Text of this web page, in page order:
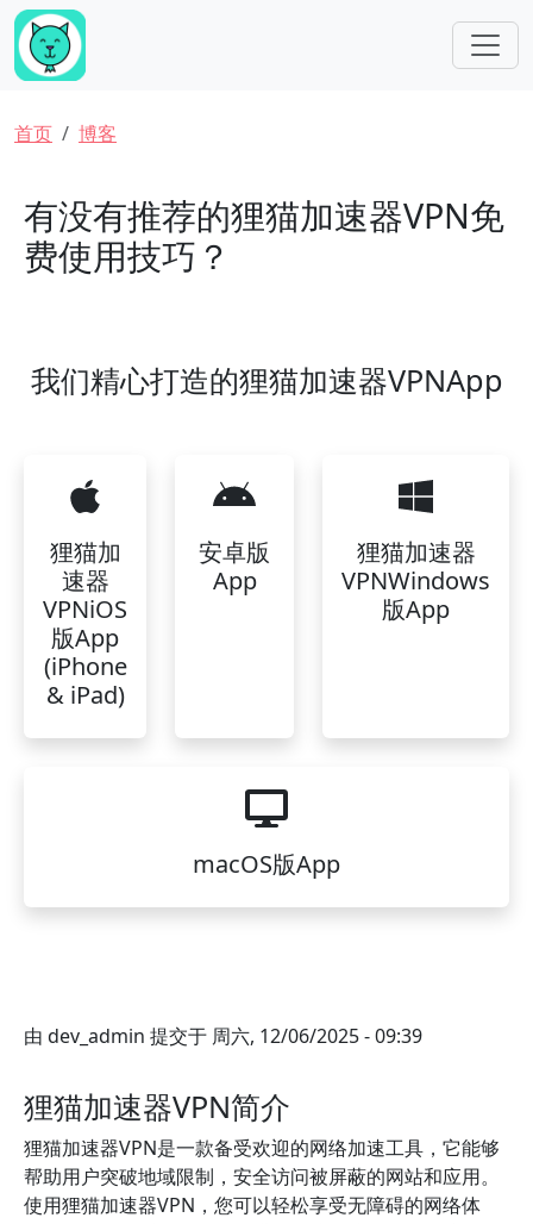
跳转到主要内容
面包屑
首页 博客
有没有推荐的狸猫加速器VPN免
费使用技巧？
我们精心打造的狸猫加速器VPNApp
狸猫加
速器
VPNiOS
版App
(iPhone
& iPad)
安卓版
App
狸猫加速器
VPNWindows
版App
macOS版App
由 dev_admin 提交于 周六, 12/06/2025 - 09:39
狸猫加速器VPN简介
狸猫加速器VPN是一款备受欢迎的网络加速工具，它能够
帮助用户突破地域限制，安全访问被屏蔽的网站和应用。
使用狸猫加速器VPN，您可以轻松享受无障碍的网络体